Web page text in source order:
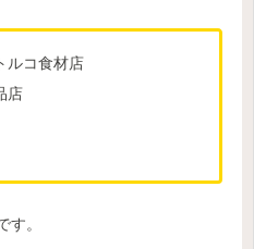
ルコ食材店
店
す。